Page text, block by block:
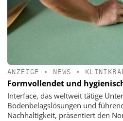
ANZEIGE • NEWS •
Formvollendet und
Interface, das weltweit tätige
Bodenbelagslösungen und
Nachhaltigkeit, präsentiert den